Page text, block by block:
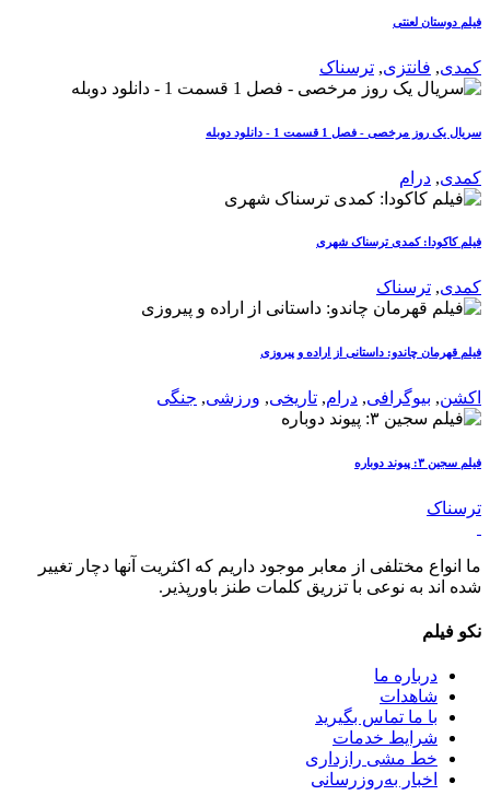
فیلم دوستان لعنتی
کمدی, فانتزی, ترسناک
سریال یک روز مرخصی - فصل 1 قسمت 1 - دانلود دوبله
کمدی, درام
فیلم کاکودا: کمدی ترسناک شهری
کمدی, ترسناک
فیلم قهرمان چاندو: داستانی از اراده و پیروزی
اکشن, بیوگرافی, درام, تاریخی, ورزشی, جنگی
فیلم سجین ۳: پیوند دوباره
ترسناک
ما انواع مختلفی از معابر موجود داریم که اکثریت آنها دچار تغییر
شده اند به نوعی با تزریق کلمات طنز باورپذیر.
نکو فیلم
درباره ما
شاهدات
با ما تماس بگیرید
شرایط خدمات
خط مشی رازداری
اخبار به‌روزرسانی